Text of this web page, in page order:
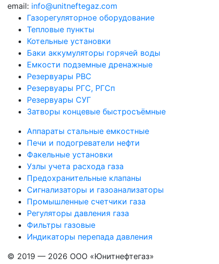
email: info@unitneftegaz.com
Газорегуляторное оборудование
Тепловые пункты
Котельные установки
Баки аккумуляторы горячей воды
Емкости подземные дренажные
Резервуары РВС
Резервуары РГС, РГСп
Резервуары СУГ
Затворы концевые быстросъёмные
Аппараты стальные емкостные
Печи и подогреватели нефти
Факельные установки
Узлы учета расхода газа
Предохранительные клапаны
Сигнализаторы и газоанализаторы
Промышленные счетчики газа
Регуляторы давления газа
Фильтры газовые
Индикаторы перепада давления
© 2019 — 2026 ООО «Юнитнефтегаз»